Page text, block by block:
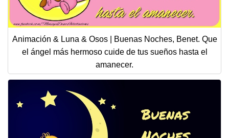
Animación & Luna & Osos | Buenas Noches, Benet. Que
el ángel más hermoso cuide de tus sueños hasta el
amanecer.